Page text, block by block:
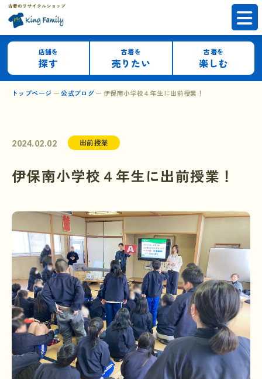
店舗を
探す
古着を
売りたい
古着を
楽しむ
トップページ 公式ブログ 伊保南小学校４年生に出前授業！
2024.02.02 出前授業
伊保南小学校４年生に出前授業！